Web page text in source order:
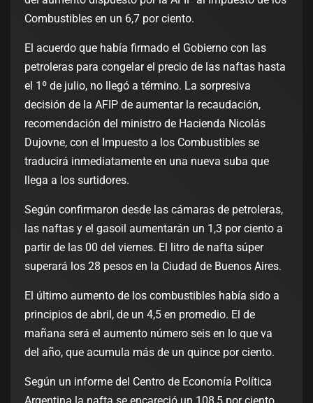
Combustibles en un 6,7 por ciento.
El acuerdo que había firmado el Gobierno con las
petroleras para congelar el precio de las naftas hasta
el 1º de julio, no llegó a término. La sorpresiva
decisión de la AFIP de aumentar la recaudación,
recomendación del ministro de Hacienda Nicolás
Dujovne, con el Impuesto a los Combustibles se
traducirá inmediatamente en una nueva suba que
llega a los surtidores.
Según confirmaron desde las cámaras de petroleras,
las naftas y el gasoil aumentarán un 1,3 por ciento a
partir de las 00 del viernes. El litro de nafta súper
superará los 28 pesos en la Ciudad de Buenos Aires.
El último aumento de los combustibles había sido a
principios de abril, de un 4,5 en promedio. El de
mañana será el aumento número seis en lo que va
del año, que acumula más de un quince por ciento.
Según un informe del Centro de Economía Política